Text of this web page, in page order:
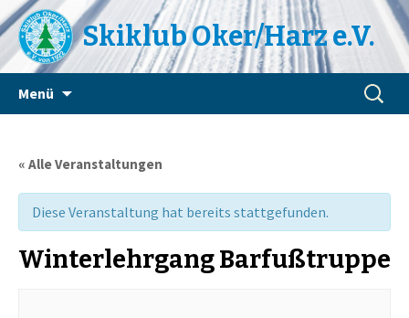
Skiklub Oker/Harz e.V.
Menü
Suchen
nach:
« Alle Veranstaltungen
Diese Veranstaltung hat bereits stattgefunden.
Winterlehrgang Barfußtruppe